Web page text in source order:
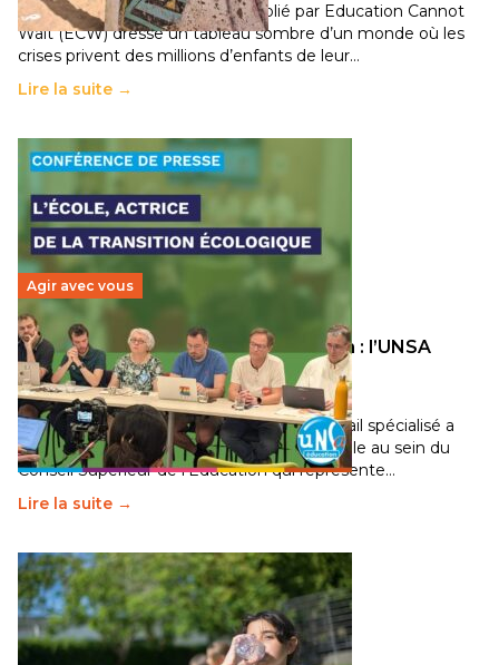
Un nouveau rapport mondial publié par Education Cannot
Wait (ECW) dresse un tableau sombre d’un monde où les
crises privent des millions d’enfants de leur…
Lire la suite →
Agir avec vous
Transition écologique de l’éducation : l’UNSA
Éducation fait bouger les lignes
30 juin 2026-National
Pendant plusieurs mois, un groupe de travail spécialisé a
travaillé sur la transition écologique de l’Ecole au sein du
Conseil Supérieur de l’Éducation qui représente…
Lire la suite →